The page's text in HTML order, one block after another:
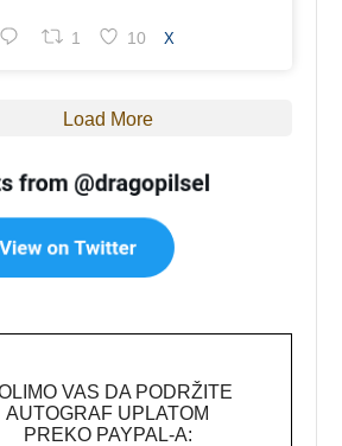
1 10 X
Load More
VAS DA PODRŽITE
AUTOGRAF UPLATOM
PREKO PAYPAL-A: